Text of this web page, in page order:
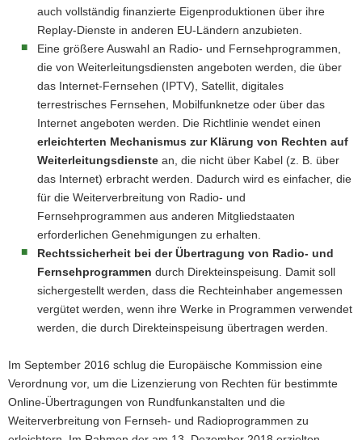
auch vollständig finanzierte Eigenproduktionen über ihre
Replay-Dienste in anderen EU-Ländern anzubieten.
Eine größere Auswahl an Radio- und Fernsehprogrammen,
die von Weiterleitungsdiensten angeboten werden, die über
das Internet-Fernsehen (IPTV), Satellit, digitales
terrestrisches Fernsehen, Mobilfunknetze oder über das
Internet angeboten werden. Die Richtlinie wendet einen
erleichterten Mechanismus zur Klärung von Rechten auf
Weiterleitungsdienste an, die nicht über Kabel (z. B. über
das Internet) erbracht werden. Dadurch wird es einfacher, die
für die Weiterverbreitung von Radio- und
Fernsehprogrammen aus anderen Mitgliedstaaten
erforderlichen Genehmigungen zu erhalten.
Rechtssicherheit bei der Übertragung von Radio- und
Fernsehprogrammen durch Direkteinspeisung. Damit soll
sichergestellt werden, dass die Rechteinhaber angemessen
vergütet werden, wenn ihre Werke in Programmen verwendet
werden, die durch Direkteinspeisung übertragen werden.
Im September 2016 schlug die Europäische Kommission eine
Verordnung vor, um die Lizenzierung von Rechten für bestimmte
Online-Übertragungen von Rundfunkanstalten und die
Weiterverbreitung von Fernseh- und Radioprogrammen zu